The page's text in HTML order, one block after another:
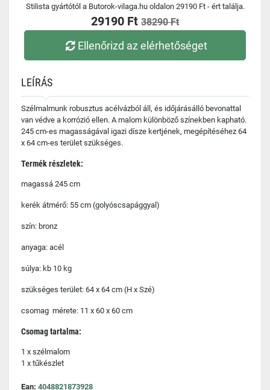
Stilista gyártótól a Butorok-vilaga.hu oldalon 29190 Ft - ért találja.
29190 Ft 38290 Ft
Ellenőrizd az elérhetőséget
LEÍRÁS
Szélmalmunk robusztus acélvázból áll, és időjárásálló bevonattal
van védve a korrózió ellen. A malom különböző színekben kapható.
245 cm-es magasságával igazi dísze kertjének, megépítéséhez 64
x 64 cm-es terület szükséges.
Termék részletek:
magassá 245 cm
kerék átmérő: 55 cm (golyóscsapággyal)
szín: bronz
anyaga: acél
súlya: kb 10 kg
szükséges terület: 64 x 64 cm (H x Szé)
csomag mérete: 11 x 60 x 60 cm
Csomag tartalma:
1 x szélmalom
1 x tűkészlet
Ean: 4048821873928